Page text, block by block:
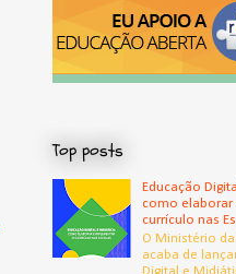
Top posts
Educação
como elaborar
currículo nas
O Ministério da
acaba de